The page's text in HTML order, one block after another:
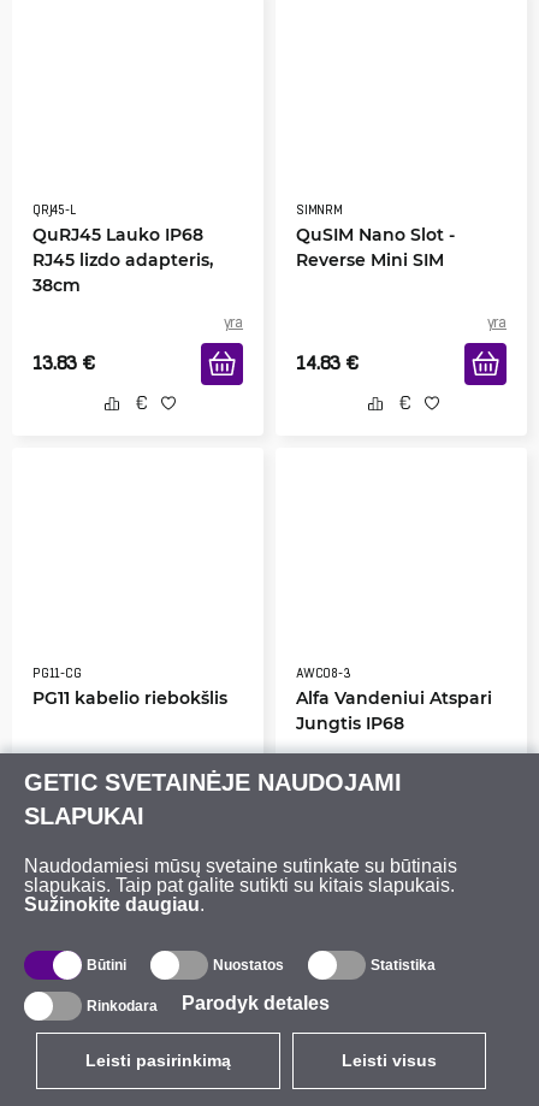
GETIC SVETAINĖJE NAUDOJAMI
SLAPUKAI
Naudodamiesi mūsų svetaine sutinkate su būtinais
slapukais. Taip pat galite sutikti su kitais slapukais.
Sužinokite daugiau.
Būtini Nuostatos Statistika
Rinkodara Parodyk detales
Leisti pasirinkimą Leisti visus
QRJ45-L
QuRJ45 Lauko IP68
RJ45 lizdo adapteris,
38cm
yra
13.83 €
SIMNRM
QuSIM Nano Slot -
Reverse Mini SIM
yra
14.83 €
PG11-CG
PG11 kabelio riebokšlis
yra
0.85 €
AWC08-3
Alfa Vandeniui Atspari
Jungtis IP68